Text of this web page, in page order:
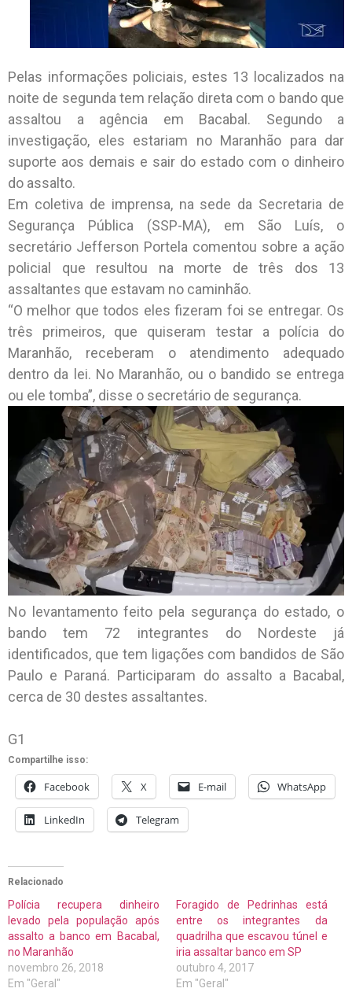
Pelas informações policiais, estes 13 localizados na
noite de segunda tem relação direta com o bando que
assaltou a agência em Bacabal. Segundo a
investigação, eles estariam no Maranhão para dar
suporte aos demais e sair do estado com o dinheiro
do assalto.
Em coletiva de imprensa, na sede da Secretaria de
Segurança Pública (SSP-MA), em São Luís, o
secretário Jefferson Portela comentou sobre a ação
policial que resultou na morte de três dos 13
assaltantes que estavam no caminhão.
“O melhor que todos eles fizeram foi se entregar. Os
três primeiros, que quiseram testar a polícia do
Maranhão, receberam o atendimento adequado
dentro da lei. No Maranhão, ou o bandido se entrega
ou ele tomba”, disse o secretário de segurança.
No levantamento feito pela segurança do estado, o
bando tem 72 integrantes do Nordeste já
identificados, que tem ligações com bandidos de São
Paulo e Paraná. Participaram do assalto a Bacabal,
cerca de 30 destes assaltantes.
G1
Compartilhe isso:
Facebook X E-mail WhatsApp
LinkedIn Telegram
Relacionado
Polícia recupera dinheiro
levado pela população após
assalto a banco em Bacabal,
no Maranhão
novembro 26, 2018
Em "Geral"
Foragido de Pedrinhas está
entre os integrantes da
quadrilha que escavou túnel e
iria assaltar banco em SP
outubro 4, 2017
Em "Geral"